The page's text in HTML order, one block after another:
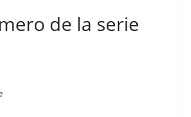
de la serie